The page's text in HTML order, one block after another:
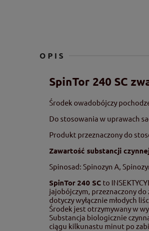
OPIS
SpinTor 240 SC
Środek owadobójczy
Do stosowania w uprawach
Produkt przeznaczony do
Zawartość substancji
Spinosad: Spinozyn A,
SpinTor 240 SC to
jajobójczym, przeznaczony
dotyczy wyłącznie młodych
Środek jest otrzymywany w
Substancja biologicznie
ciągu kilkunastu minut po